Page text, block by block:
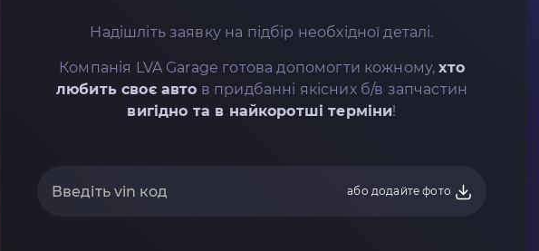
Надішліть заявку на підбір необхідної деталі.
Компанія LVA Garage готова допомогти кожному,хто
любить своє авто в придбанні якісних б/в запчастин
вигідно та в найкоротші терміни!
або додайте фото